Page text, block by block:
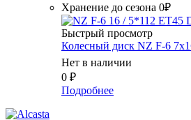
Хранение до сезона 0₽
Быстрый просмотр
Колесный диск NZ F-6
Нет в наличии
0 ₽
Подробнее